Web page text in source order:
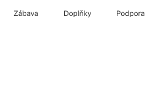
Zábava Doplňky Podpora